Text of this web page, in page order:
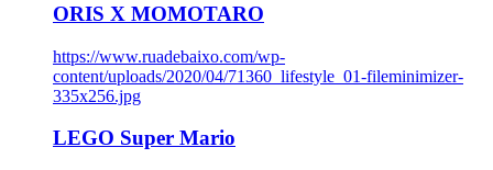
ORIS X MOMOTARO
https://www.ruadebaixo.com/wp-
content/uploads/2020/04/71360_lifestyle_01-fileminimizer-
335x256.jpg
LEGO Super Mario